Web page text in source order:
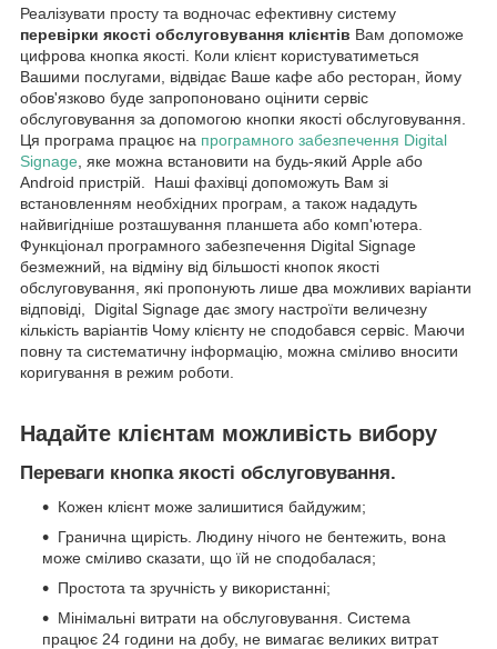
Реалізувати просту та водночас ефективну систему
перевірки якості обслуговування клієнтів Вам допоможе
цифрова кнопка якості. Коли клієнт користуватиметься
Вашими послугами, відвідає Ваше кафе або ресторан, йому
обов'язково буде запропоновано оцінити сервіс
обслуговування за допомогою кнопки якості обслуговування.
Ця програма працює на програмного забезпечення Digital
Signage , яке можна встановити на будь-який Apple або
Android пристрій. Наші фахівці допоможуть Вам зі
встановленням необхідних програм, а також нададуть
найвигідніше розташування планшета або комп'ютера.
Функціонал програмного забезпечення Digital Signage
безмежний, на відміну від більшості кнопок якості
обслуговування, які пропонують лише два можливих варіанти
відповіді, Digital Signage дає змогу настроїти величезну
кількість варіантів Чому клієнту не сподобався сервіс. Маючи
повну та систематичну інформацію, можна сміливо вносити
коригування в режим роботи.
Надайте клієнтам можливість вибору
Переваги кнопка якості обслуговування.
Кожен клієнт може залишитися байдужим;
Гранична щирість. Людину нічого не бентежить, вона
може сміливо сказати, що їй не сподобалася;
Простота та зручність у використанні;
Мінімальні витрати на обслуговування. Система
працює 24 години на добу, не вимагає великих витрат